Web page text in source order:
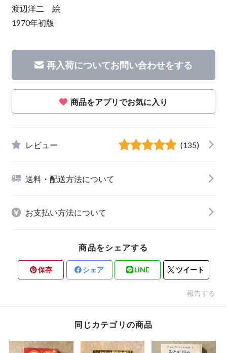
渡辺洋二 絵
1970年初版
再入荷についてお問い合わせをする
商品をアプリでお気に入り
レビュー (135)
送料・配送方法について
お支払い方法について
商品をシェアする
保存 シェア LINE ツイート
報告する
同じカテゴリの商品